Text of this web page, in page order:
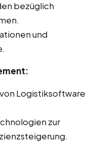
bezüglich
und
Logistiksoftware
zur